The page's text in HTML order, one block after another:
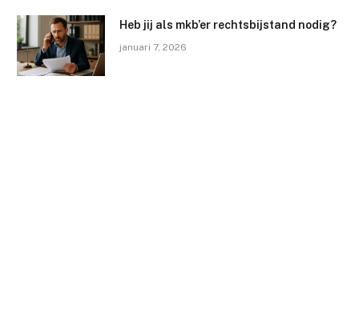
Heb jij als mkb’er rechtsbijstand nodig?
januari 7, 2026